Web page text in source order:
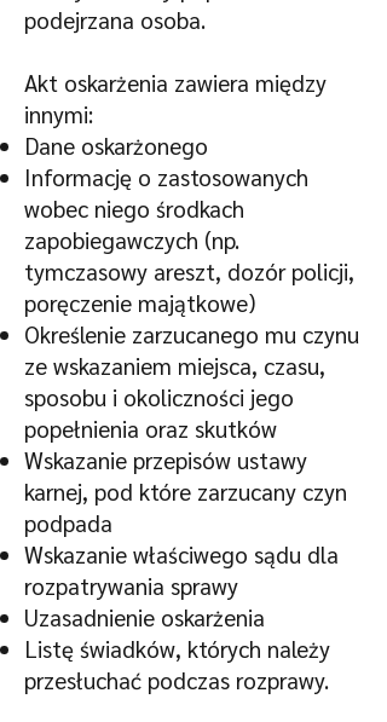
podejrzana osoba.
Akt oskarżenia zawiera między
innymi:
Dane oskarżonego
Informację o zastosowanych
wobec niego środkach
zapobiegawczych (np.
tymczasowy areszt, dozór policji,
poręczenie majątkowe)
Określenie zarzucanego mu czynu
ze wskazaniem miejsca, czasu,
sposobu i okoliczności jego
popełnienia oraz skutków
Wskazanie przepisów ustawy
karnej, pod które zarzucany czyn
podpada
Wskazanie właściwego sądu dla
rozpatrywania sprawy
Uzasadnienie oskarżenia
Listę świadków, których należy
przesłuchać podczas rozprawy.